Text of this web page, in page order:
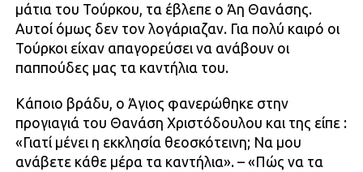
μάτια του Τούρκου, τα έβλεπε ο Άη Θανάσης.
Αυτοί όμως δεν τον λογάριαζαν. Για πολύ καιρό οι
Τούρκοι είχαν απαγορεύσει να ανάβουν οι
παππούδες μας τα καντήλια του.
Κάποιο βράδυ, ο Άγιος φανερώθηκε στην
προγιαγιά του Θανάση Χριστόδουλου και της είπε :
«Γιατί μένει η εκκλησία θεοσκότεινη; Να μου
ανάβετε κάθε μέρα τα καντήλια». – «Πώς να τα